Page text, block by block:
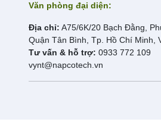
​Văn phòng đại diện:
Địa chỉ: A75/6K/20 Bạch Đằng,
Quận Tân Bình, Tp. Hồ Chí Minh,
Tư vấn & hỗ trợ: 0933 772 109
vynt@napcotech.vn